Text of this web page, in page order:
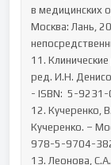
в медицинских
Москва: Лань,
11.
ред. И.Н.
- ISBN:  5-9231-
12. Кучеренко,
Кучеренко. –
978-5-9704-
13. Леонова,